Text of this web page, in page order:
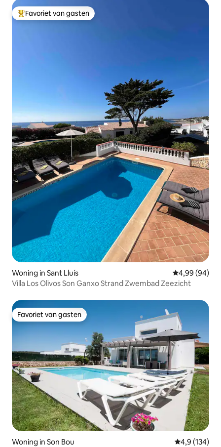
Topfavoriet van gasten
Favoriet van gasten
Woning in Sant Lluís Gemiddelde
4,99 (94)
Villa Los Olivos Son Ganxo Strand Zwembad Zeezicht
Favoriet van gasten
Favoriet van gasten
Woning in Son Bou Gemiddelde
4,9 (134)